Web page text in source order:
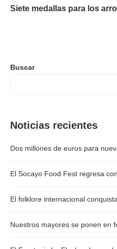
Siete medallas para los
Buscar
Noticias recientes
Dos millones de euros para
El Socayo Food Fest regresa
El folklore internacional
Nuestros mayores se ponen en